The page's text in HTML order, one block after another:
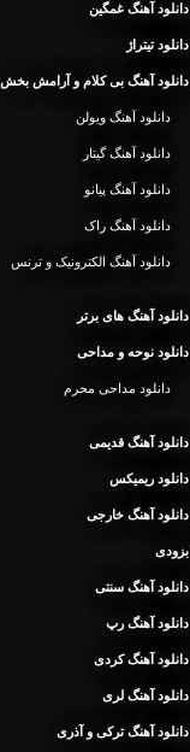
دانلود آهنگ غمگین
دانلود تیتراژ
دانلود آهنگ بی کلام و آرامش بخش
دانلود آهنگ ویولن
دانلود آهنگ گیتار
دانلود آهنگ پیانو
دانلود آهنگ راک
دانلود آهنگ الکترونیک و ترنس
دانلود آهنگ های برتر
دانلود نوحه و مداحی
دانلود مداحی محرم
دانلود آهنگ قدیمی
دانلود ریمیکس
دانلود آهنگ خارجی
بزودی
دانلود آهنگ سنتی
دانلود آهنگ رپ
دانلود آهنگ کردی
دانلود آهنگ لری
دانلود آهنگ ترکی و آذری